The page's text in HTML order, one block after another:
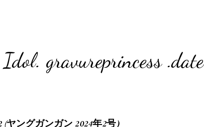
Idol. gravureprincess .date
(ヤングガンガン 2024年2号)